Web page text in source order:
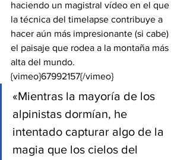
haciendo un magistral vídeo en el que
la técnica del timelapse contribuye a
hacer aún más impresionante (si cabe)
el paisaje que rodea a la montaña más
alta del mundo.
{vimeo}67992157{/vimeo}
«Mientras la mayoría de los
alpinistas dormían, he
intentado capturar algo de la
magia que los cielos del